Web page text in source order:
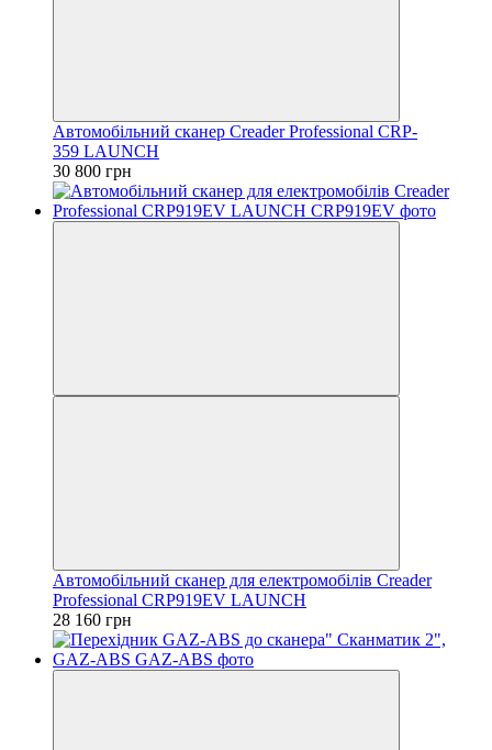
Автомобільний сканер Creader Professional CRP-
359 LAUNCH
30 800 грн
Автомобільний сканер для електромобілів Creader
Professional CRP919EV LAUNCH
28 160 грн